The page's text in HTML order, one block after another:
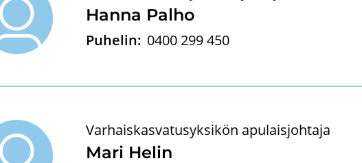
Hanna Palho
Puhelin: 0400 299 450
Mari Helin
Varhaiskasvatusyksikön apulaisjohtaja